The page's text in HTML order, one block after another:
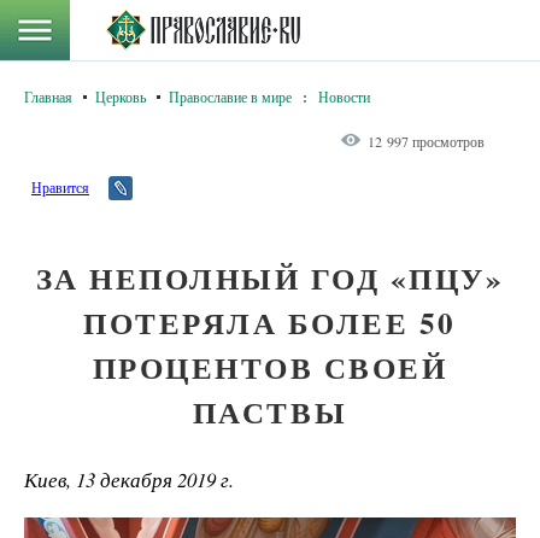
Главная Церковь Православие в мире : Новости
12 997 просмотров
Нравится
ЗА НЕПОЛНЫЙ ГОД «ПЦУ»
ПОТЕРЯЛА БОЛЕЕ 50
ПРОЦЕНТОВ СВОЕЙ
ПАСТВЫ
Киев, 13 декабря 2019 г.